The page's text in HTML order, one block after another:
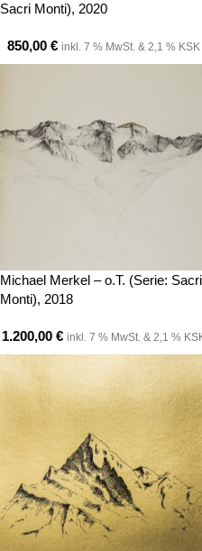
Sacri Monti), 2020
850,00 € inkl. 7 % MwSt. & 2,1 % KSK
Michael Merkel – o.T. (Serie: Sacri
Monti), 2018
1.200,00 € inkl. 7 % MwSt. & 2,1 %